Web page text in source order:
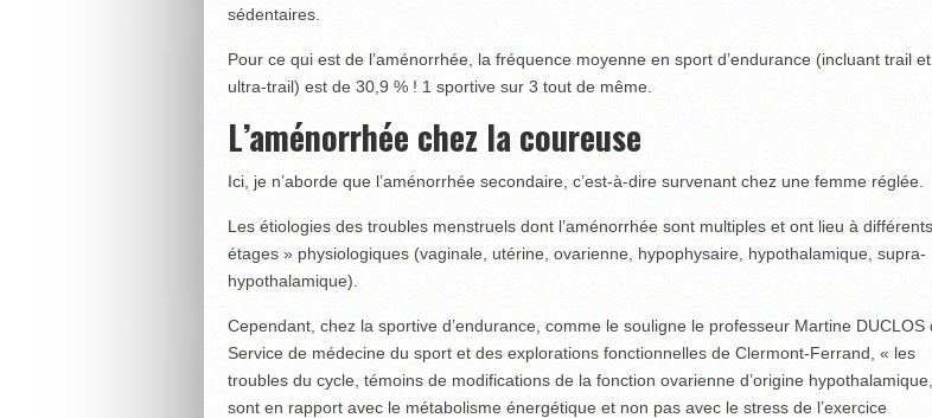
sédentaires.
Pour ce qui est de l’aménorrhée, la fréquence moyenne en sport d’endurance (incluant trail et
ultra-trail) est de 30,9 % ! 1 sportive sur 3 tout de même.
L’aménorrhée chez la coureuse
Ici, je n’aborde que l’aménorrhée secondaire, c’est-à-dire survenant chez une femme réglée.
Les étiologies des troubles menstruels dont l’aménorrhée sont multiples et ont lieu à
étages » physiologiques (vaginale, utérine, ovarienne, hypophysaire, hypothalamique, supra-
hypothalamique).
Cependant, chez la sportive d’endurance, comme le souligne le professeur Martine DUCLOS
Service de médecine du sport et des explorations fonctionnelles de Clermont-Ferrand, « les
troubles du cycle, témoins de modifications de la fonction ovarienne d’origine hypothalamique,
sont en rapport avec le métabolisme énergétique et non pas avec le stress de l’exercice